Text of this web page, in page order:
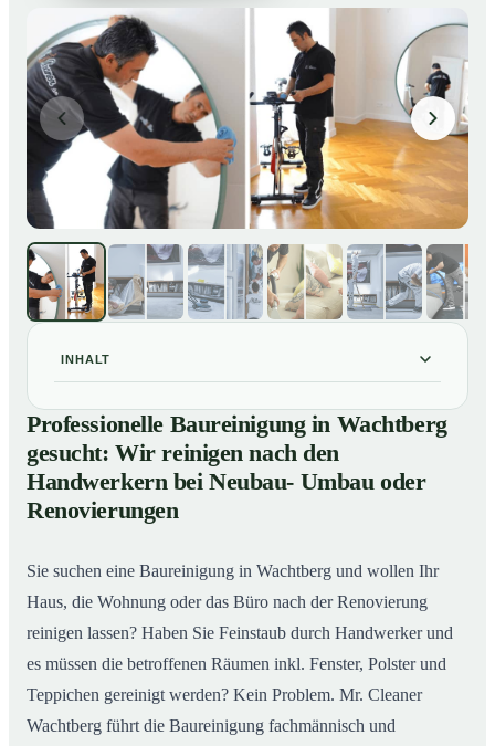
INHALT
01 Professionelle Baureinigung in Wachtberg gesucht: Wir
reinigen nach den Handwerkern bei Neubau- Umbau
oder Renovierungen
02Baureinigung in Wachtberg – Profis im Einsatz
Professionelle Baureinigung in Wachtberg
gesucht: Wir reinigen nach den
Handwerkern bei Neubau- Umbau oder
Renovierungen
Sie suchen eine Baureinigung in Wachtberg und wollen Ihr
Haus, die Wohnung oder das Büro nach der Renovierung
reinigen lassen? Haben Sie Feinstaub durch Handwerker und
es müssen die betroffenen Räumen inkl. Fenster, Polster und
Teppichen gereinigt werden? Kein Problem. Mr. Cleaner
Wachtberg führt die Baureinigung fachmännisch und